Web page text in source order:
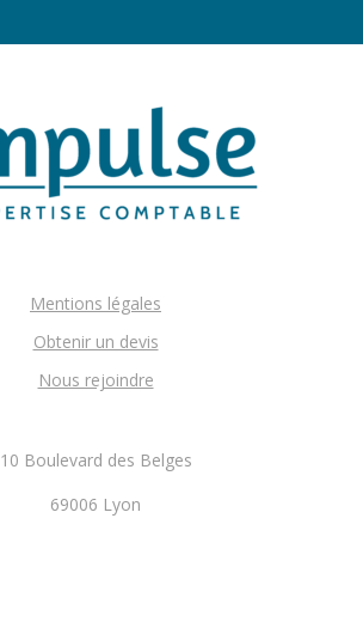
Mentions légales
Obtenir un devis
Nous rejoindre
10 Boulevard des Belges
69006 Lyon